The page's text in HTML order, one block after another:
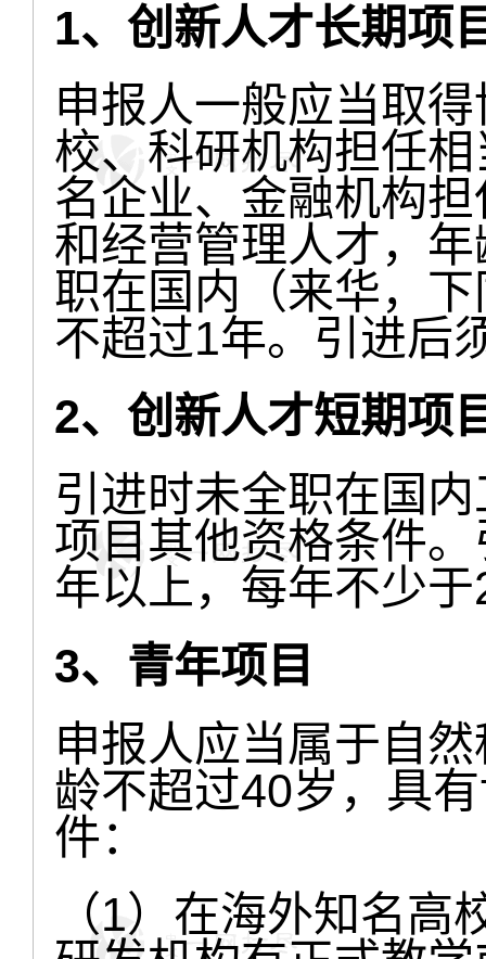
1、创新人才长期项
申报人一般应当取
校、科研机构担任
名企业、金融机构
和经营管理人才，
职在国内（来华，
不超过1年。引进后
2、创新人才短期项
引进时未全职在国
项目其他资格条件
年以上，每年不少
3、青年项目
申报人应当属于自
龄不超过40岁，具
件：
（1）在海外知名